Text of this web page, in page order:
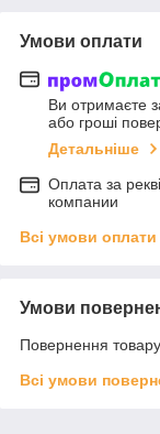
Умови оплати
Ви отримаєте
або гроші
Детальніше
Оплата за
компании
Всі умови оплати
Умови
Повернення
Всі умови